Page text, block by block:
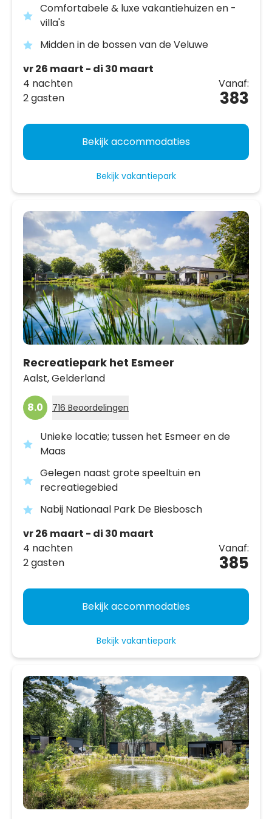
Comfortabele & luxe vakantiehuizen en -
villa's
Midden in de bossen van de Veluwe
vr 26 maart - di 30 maart
4 nachten
2 gasten
Vanaf:
383
Bekijk accommodaties
Bekijk vakantiepark
Recreatiepark het Esmeer
Aalst,Gelderland
8.0 716 Beoordelingen
Unieke locatie; tussen het Esmeer en de
Maas
Gelegen naast grote speeltuin en
recreatiegebied
Nabij Nationaal Park De Biesbosch
vr 26 maart - di 30 maart
4 nachten
2 gasten
Vanaf:
385
Bekijk accommodaties
Bekijk vakantiepark